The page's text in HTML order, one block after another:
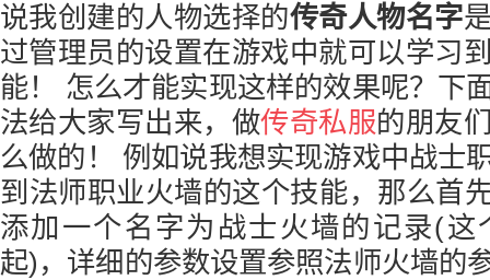
说我创建的人物选择的传奇人物名字
过管理员的设置在游戏中就可以学习
能！ 怎么才能实现这样的效果呢？下
法给大家写出来，做传奇私服的朋友
么做的！ 例如说我想实现游戏中战士
到法师职业火墙的这个技能，那么首
添加一个名字为战士火墙的记录(这
起)，详细的参数设置参照法师火墙的